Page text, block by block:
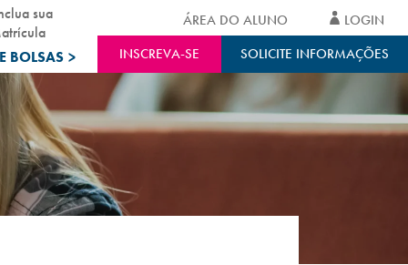
BOLSAS >
sua
INSCREVA-SE SOLICITE INFORMAÇÕES
ÁREA DO ALUNO LOGIN